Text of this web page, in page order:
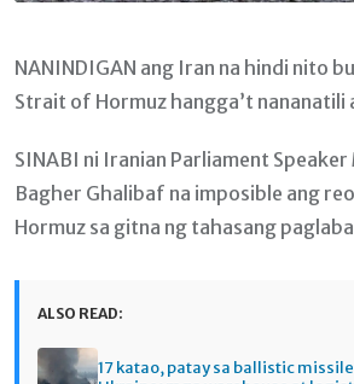
NANINDIGAN ang Iran na hindi nito
Strait of Hormuz hangga’t nananatili
SINABI ni Iranian Parliament
Bagher Ghalibaf na imposible ang
Hormuz sa gitna ng tahasang
ALSO READ:
17 katao, patay sa ballistic